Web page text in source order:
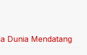
Dunia Mendatang